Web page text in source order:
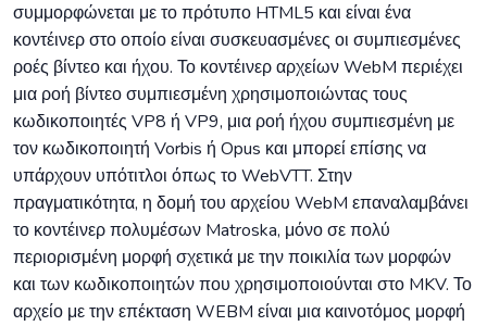
συμμορφώνεται με το πρότυπο HTML5 και είναι ένα
κοντέινερ στο οποίο είναι συσκευασμένες οι συμπιεσμένες
ροές βίντεο και ήχου. Το κοντέινερ αρχείων WebM περιέχει
μια ροή βίντεο συμπιεσμένη χρησιμοποιώντας τους
κωδικοποιητές VP8 ή VP9, ​​μια ροή ήχου συμπιεσμένη με
τον κωδικοποιητή Vorbis ή Opus και μπορεί επίσης να
υπάρχουν υπότιτλοι όπως το WebVTT. Στην
πραγματικότητα, η δομή του αρχείου WebM επαναλαμβάνει
το κοντέινερ πολυμέσων Matroska, μόνο σε πολύ
περιορισμένη μορφή σχετικά με την ποικιλία των μορφών
και των κωδικοποιητών που χρησιμοποιούνται στο MKV. Το
αρχείο με την επέκταση WEBM είναι μια καινοτόμος μορφή